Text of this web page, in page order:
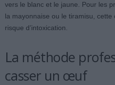
vers le blanc et le jaune. Pour les
la mayonnaise ou le tiramisu,
risque d’intoxication.
La méthode
casser un œuf